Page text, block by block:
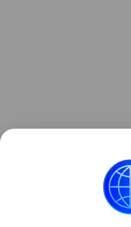
писала,
исследовали, откуда